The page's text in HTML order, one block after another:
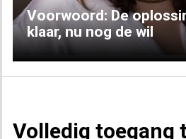
Voorwoord: De
klaar, nu nog de wil
Volledig toegang